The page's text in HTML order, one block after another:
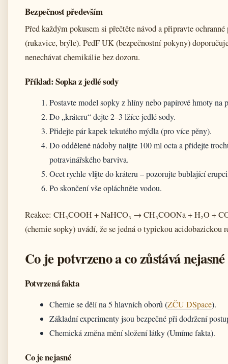
Bezpečnost především
Před každým pokusem si přečtěte návod a připravte
(rukavice, brýle). PedF UK (bezpečnostní pokyny)
nenechávat chemikálie bez dozoru.
Příklad: Sopka z jedlé sody
Postavte model sopky z hlíny nebo papírové hmoty na
Do „kráteru“ dejte 2–3 lžíce jedlé sody.
Přidejte pár kapek tekutého mýdla (pro více pěny).
Do oddělené nádoby nalijte 100 ml octa a přidejte
potravinářského barviva.
Ocet rychle vlijte do kráteru – pozorujte bublající
Po skončení vše opláchněte vodou.
Reakce: CH₃COOH + NaHCO₃ → CH₃COONa + H₂O +
(chemie sopky) uvádí, že se jedná o typickou acidobazickou
Co je potvrzeno a co zůstává nejasné
Potvrzená fakta
Chemie se dělí na 5 hlavních oborů (ZČU DSpace).
Základní experimenty jsou bezpečné při dodržení
Chemická změna mění složení látky (Umíme fakta).
Co je nejasné